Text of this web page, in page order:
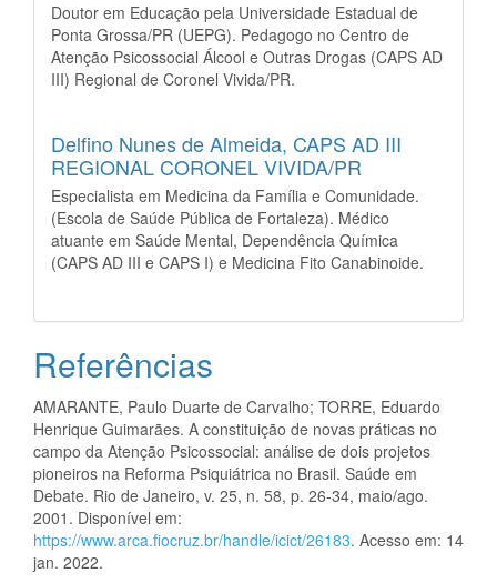
Doutor em Educação pela Universidade Estadual de
Ponta Grossa/PR (UEPG). Pedagogo no Centro de
Atenção Psicossocial Álcool e Outras Drogas (CAPS AD
III) Regional de Coronel Vivida/PR.
Delfino Nunes de Almeida, CAPS AD III
REGIONAL CORONEL VIVIDA/PR
Especialista em Medicina da Família e Comunidade.
(Escola de Saúde Pública de Fortaleza). Médico
atuante em Saúde Mental, Dependência Química
(CAPS AD III e CAPS I) e Medicina Fito Canabinoide.
Referências
AMARANTE, Paulo Duarte de Carvalho; TORRE, Eduardo
Henrique Guimarães. A constituição de novas práticas no
campo da Atenção Psicossocial: análise de dois projetos
pioneiros na Reforma Psiquiátrica no Brasil. Saúde em
Debate. Rio de Janeiro, v. 25, n. 58, p. 26-34, maio/ago.
2001. Disponível em:
https://www.arca.fiocruz.br/handle/icict/26183. Acesso em: 14
jan. 2022.